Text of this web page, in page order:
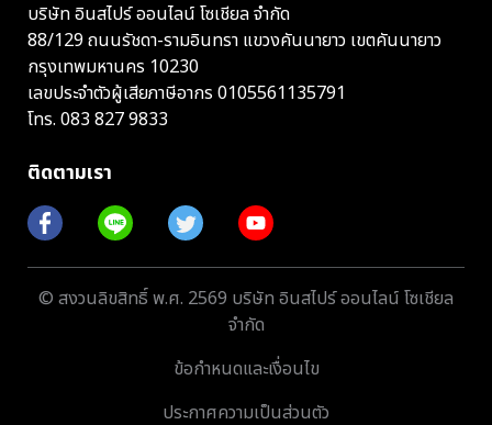
บริษัท อินสไปร์ ออนไลน์ โซเชียล จำกัด
88/129 ถนนรัชดา-รามอินทรา แขวงคันนายาว เขตคันนายาว
กรุงเทพมหานคร 10230
เลขประจำตัวผู้เสียภาษีอากร 0105561135791
โทร. 083 827 9833
ติดตามเรา
© สงวนลิขสิทธิ์ พ.ศ. 2569 บริษัท อินสไปร์ ออนไลน์ โซเชียล
จำกัด
ข้อกำหนดและเงื่อนไข
ประกาศความเป็นส่วนตัว